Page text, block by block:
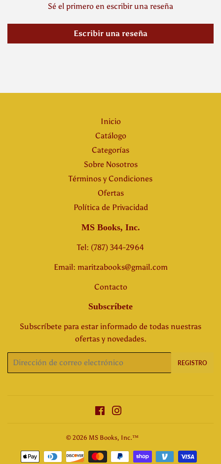
Sé el primero en escribir una reseña
Escribir una reseña
Inicio
Catálogo
Categorías
Sobre Nosotros
Términos y Condiciones
Ofertas
Política de Privacidad
MS Books, Inc.
Tel: (787) 344-2964
Email: maritzabooks@gmail.com
Contacto
Subscríbete
Subscríbete para estar informado de todas nuestras
ofertas y novedades.
Correo
REGISTRO
Facebook
© 2026 MS Books, Inc.™
Métodos